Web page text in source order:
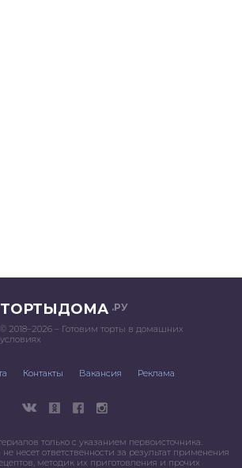
ТОРТЫДОМА .РУ
© 2018–2026 – Готовим торты в домашних
условиях
Контакты Вакансия Реклама
только с указанием первоисточника.
несет ответственности за результат применения
методик их приготовления и прочих